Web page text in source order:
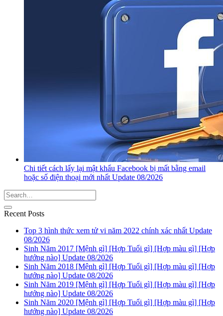
Chi tiết cách lấy lại mật khẩu Facebook bị mất bằng email
hoặc số điện thoại mới nhất Update 08/2026
Recent Posts
Top 3 hình thức xem tử vi năm 2022 chính xác nhất Update
08/2026
Sinh Năm 2017 [Mệnh gì] [Hợp Tuổi gì] [Hợp màu gì] [Hợp
hướng nào] Update 08/2026
Sinh Năm 2018 [Mệnh gì] [Hợp Tuổi gì] [Hợp màu gì] [Hợp
hướng nào] Update 08/2026
Sinh Năm 2019 [Mệnh gì] [Hợp Tuổi gì] [Hợp màu gì] [Hợp
hướng nào] Update 08/2026
Sinh Năm 2020 [Mệnh gì] [Hợp Tuổi gì] [Hợp màu gì] [Hợp
hướng nào] Update 08/2026